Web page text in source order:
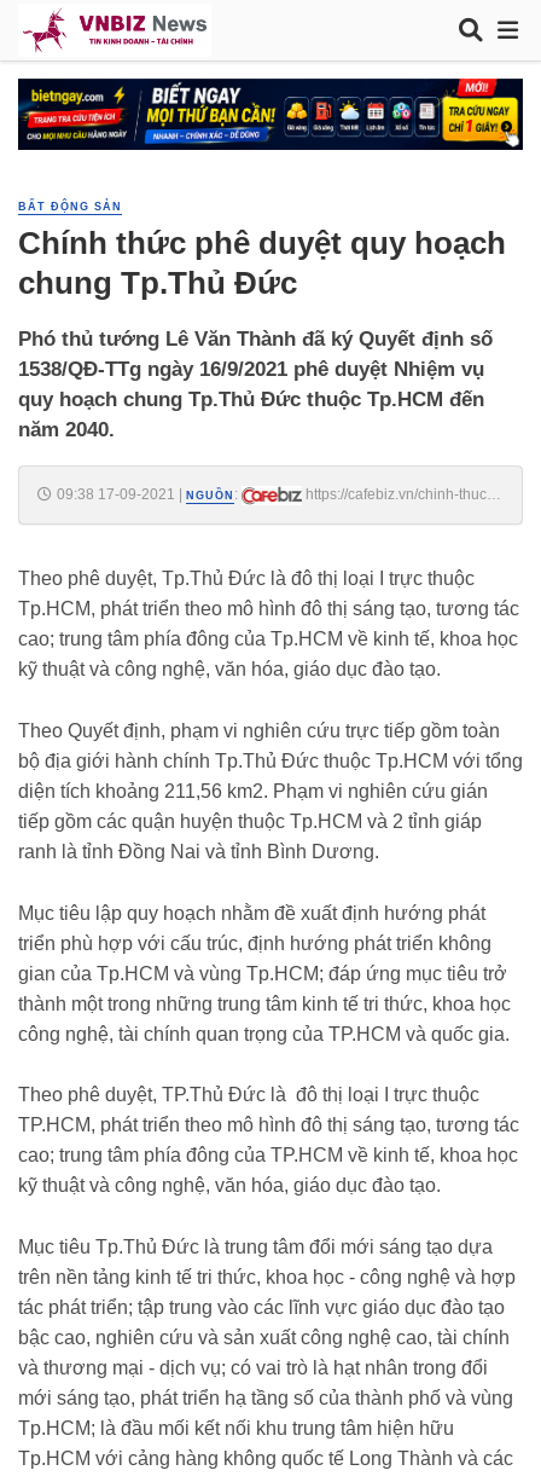
BẤT ĐỘNG SẢN
Chính thức phê duyệt quy hoạch
chung Tp.Thủ Đức
Phó thủ tướng Lê Văn Thành đã ký Quyết định số
1538/QĐ-TTg ngày 16/9/2021 phê duyệt Nhiệm vụ
quy hoạch chung Tp.Thủ Đức thuộc Tp.HCM đến
năm 2040.
09:38 17-09-2021 NGUỒN :
https://cafebiz.vn/chinh-thuc-
Theo phê duyệt, Tp.Thủ Đức là đô thị loại I trực thuộc
Tp.HCM, phát triển theo mô hình đô thị sáng tạo, tương tác
cao; trung tâm phía đông của Tp.HCM về kinh tế, khoa học
kỹ thuật và công nghệ, văn hóa, giáo dục đào tạo.
Theo Quyết định, phạm vi nghiên cứu trực tiếp gồm toàn
bộ địa giới hành chính Tp.Thủ Đức thuộc Tp.HCM với tổng
diện tích khoảng 211,56 km2. Phạm vi nghiên cứu gián
tiếp gồm các quận huyện thuộc Tp.HCM và 2 tỉnh giáp
ranh là tỉnh Đồng Nai và tỉnh Bình Dương.
Mục tiêu lập quy hoạch nhằm đề xuất định hướng phát
triển phù hợp với cấu trúc, định hướng phát triển không
gian của Tp.HCM và vùng Tp.HCM; đáp ứng mục tiêu trở
thành một trong những trung tâm kinh tế tri thức, khoa học
công nghệ, tài chính quan trọng của TP.HCM và quốc gia.
Theo phê duyệt, TP.Thủ Đức là đô thị loại I trực thuộc
TP.HCM, phát triển theo mô hình đô thị sáng tạo, tương tác
cao; trung tâm phía đông của TP.HCM về kinh tế, khoa học
kỹ thuật và công nghệ, văn hóa, giáo dục đào tạo.
Mục tiêu Tp.Thủ Đức là trung tâm đổi mới sáng tạo dựa
trên nền tảng kinh tế tri thức, khoa học - công nghệ và hợp
tác phát triển; tập trung vào các lĩnh vực giáo dục đào tạo
bậc cao, nghiên cứu và sản xuất công nghệ cao, tài chính
và thương mại - dịch vụ; có vai trò là hạt nhân trong đổi
mới sáng tạo, phát triển hạ tầng số của thành phố và vùng
Tp.HCM; là đầu mối kết nối khu trung tâm hiện hữu
Tp.HCM với cảng hàng không quốc tế Long Thành và các